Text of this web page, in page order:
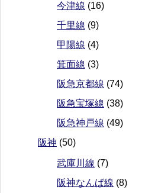
今津線 (16)
千里線 (9)
甲陽線 (4)
箕面線 (3)
阪急京都線 (74)
阪急宝塚線 (38)
阪急神戸線 (49)
阪神 (50)
武庫川線 (7)
阪神なんば線 (8)